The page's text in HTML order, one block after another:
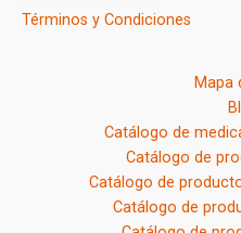
Términos y Condiciones
Mapa
Catálogo de
Catálogo de
Catálogo de
Catálogo de